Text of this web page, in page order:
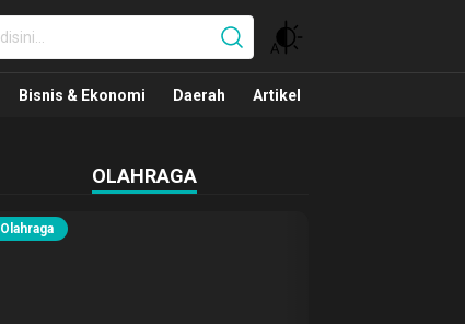
Bisnis & Ekonomi Daerah Artikel
OLAHRAGA
Olahraga